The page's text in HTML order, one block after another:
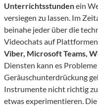
Unterrichtsstundenein
versiegen zu lassen. Im
beinahe jeder über die
Videochats auf
Viber, Microsoft Teams,
Diensten kann es
Geräuschunterdrückung
Instrumente nicht richtig
etwas experimentieren.